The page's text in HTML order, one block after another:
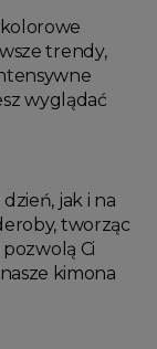
trendy,
wyglądać
jak i na
tworząc
Ci
kimona